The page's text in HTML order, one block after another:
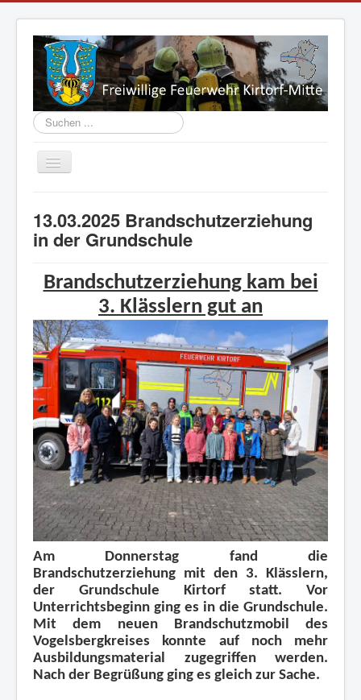
Suchen
...
Navigation
an/aus
Vorstand
Jugend
Geschichte
Mitglied werden
Übungspläne
Impressum und Datenschutz
13.03.2025 Brandschutzerziehung
in der Grundschule
Brandschutzerziehung kam bei
3. Klässlern gut an
Am Donnerstag fand die
Brandschutzerziehung mit den 3. Klässlern,
der Grundschule Kirtorf statt. Vor
Unterrichtsbeginn ging es in die Grundschule.
Mit dem neuen Brandschutzmobil des
Vogelsbergkreises konnte auf noch mehr
Ausbildungsmaterial zugegriffen werden.
Nach der Begrüßung ging es gleich zur Sache.